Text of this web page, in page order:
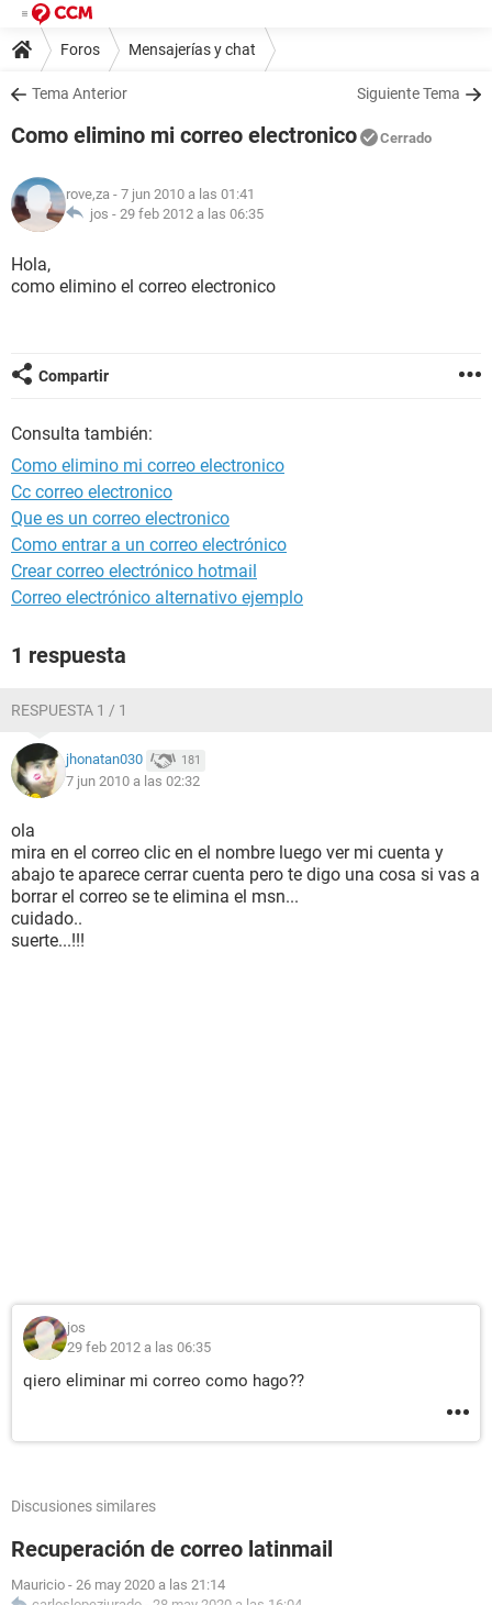
Foros Mensajerías y chat
Tema Anterior Siguiente Tema
Como elimino mi correo electronico Cerrado
rove,za - 7 jun 2010 a las 01:41
jos - 29 feb 2012 a las 06:35
Hola,
como elimino el correo electronico
Compartir
Consulta también:
Como elimino mi correo electronico
Cc correo electronico
Que es un correo electronico
Como entrar a un correo electrónico
Crear correo electrónico hotmail
Correo electrónico alternativo ejemplo
1 respuesta
RESPUESTA 1 / 1
jhonatan030 181
7 jun 2010 a las 02:32
ola
mira en el correo clic en el nombre luego ver mi cuenta y
abajo te aparece cerrar cuenta pero te digo una cosa si vas a
borrar el correo se te elimina el msn...
cuidado..
suerte...!!!
jos
29 feb 2012 a las 06:35
qiero eliminar mi correo como hago??
Discusiones similares
Recuperación de correo latinmail
Mauricio - 26 may 2020 a las 21:14